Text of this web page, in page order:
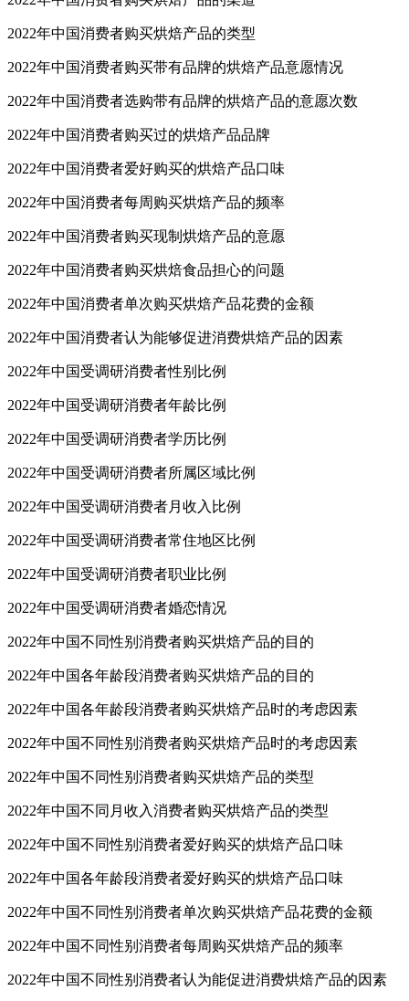
2022年中国消费者购买烘焙产品的类型
2022年中国消费者购买带有品牌的烘焙产品意愿情况
2022年中国消费者选购带有品牌的烘焙产品的意愿次数
2022年中国消费者购买过的烘焙产品品牌
2022年中国消费者爱好购买的烘焙产品口味
2022年中国消费者每周购买烘焙产品的频率
2022年中国消费者购买现制烘焙产品的意愿
2022年中国消费者购买烘焙食品担心的问题
2022年中国消费者单次购买烘焙产品花费的金额
2022年中国消费者认为能够促进消费烘焙产品的因素
2022年中国受调研消费者性别比例
2022年中国受调研消费者年龄比例
2022年中国受调研消费者学历比例
2022年中国受调研消费者所属区域比例
2022年中国受调研消费者月收入比例
2022年中国受调研消费者常住地区比例
2022年中国受调研消费者职业比例
2022年中国受调研消费者婚恋情况
2022年中国不同性别消费者购买烘焙产品的目的
2022年中国各年龄段消费者购买烘焙产品的目的
2022年中国各年龄段消费者购买烘焙产品时的考虑因素
2022年中国不同性别消费者购买烘焙产品时的考虑因素
2022年中国不同性别消费者购买烘焙产品的类型
2022年中国不同月收入消费者购买烘焙产品的类型
2022年中国不同性别消费者爱好购买的烘焙产品口味
2022年中国各年龄段消费者爱好购买的烘焙产品口味
2022年中国不同性别消费者单次购买烘焙产品花费的金额
2022年中国不同性别消费者每周购买烘焙产品的频率
2022年中国不同性别消费者认为能促进消费烘焙产品的因素